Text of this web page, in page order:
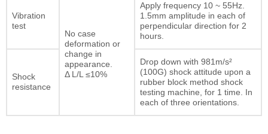
Vibration
test
No case
deformation or
change in
appearance.
Δ L/L ≤10%
Apply frequency 10 ~ 55Hz.
1.5mm amplitude in each of
perpendicular direction for 2
hours.
Shock
resistance
Drop down with 981m/s²
(100G) shock attitude upon a
rubber block method shock
testing machine, for 1 time. In
each of three orientations.